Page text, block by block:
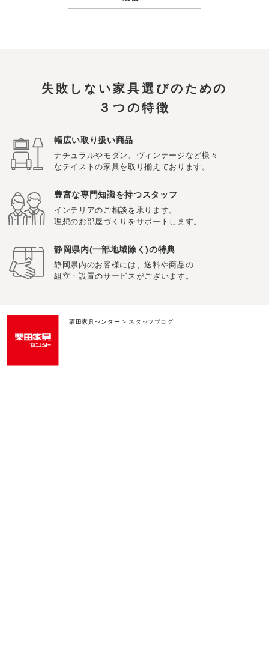
失敗しない家具選びのための
３つの特徴
幅広い取り扱い商品
ナチュラルやモダン、ヴィンテージなど様々
なテイストの家具を取り揃えております。
豊富な専門知識を持つスタッフ
インテリアのご相談を承ります。
理想のお部屋づくりをサポートします。
静岡県内(一部地域除く)の特典
静岡県内のお客様には、送料や商品の
組立・設置のサービスがございます。
栗田家具センター > スタッフブログ